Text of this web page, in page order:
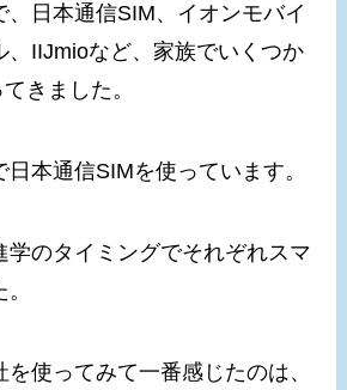
、日本通信SIM、イオンモバイ
、IIJmioなど、家族でいくつか
きました。
本通信SIMを使っています。
学のタイミングでそれぞれスマ
使ってみて一番感じたのは、